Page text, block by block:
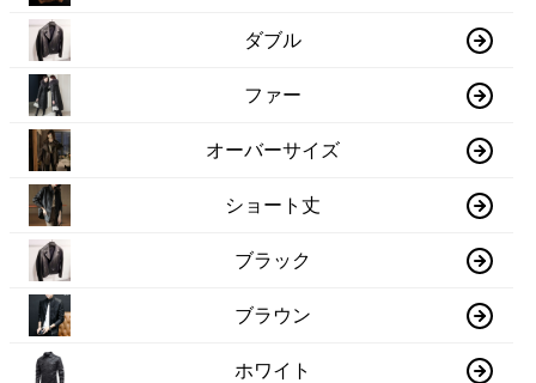
ダブル
ファー
オーバーサイズ
ショート丈
ブラック
ブラウン
ホワイト